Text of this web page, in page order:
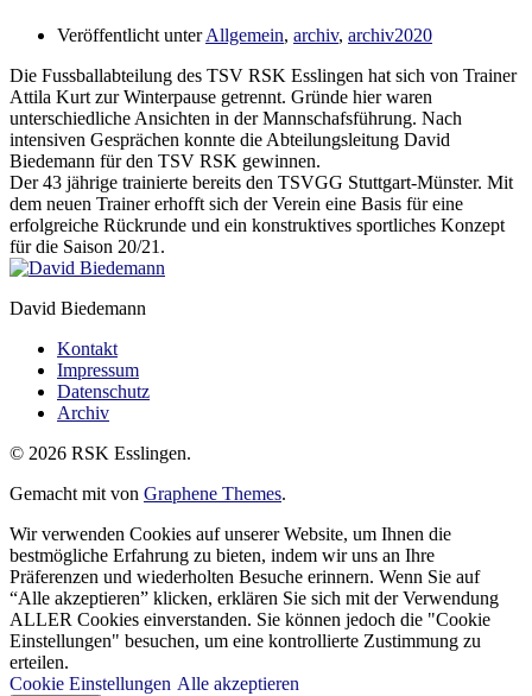
Veröffentlicht unterAllgemein, archiv, archiv2020
Die Fussballabteilung des TSV RSK Esslingen hat sich von Trainer
Attila Kurt zur Winterpause getrennt. Gründe hier waren
unterschiedliche Ansichten in der Mannschafsführung. Nach
intensiven Gesprächen konnte die Abteilungsleitung David
Biedemann für den TSV RSK gewinnen.
Der 43 jährige trainierte bereits den TSVGG Stuttgart-Münster. Mit
dem neuen Trainer erhofft sich der Verein eine Basis für eine
erfolgreiche Rückrunde und ein konstruktives sportliches Konzept
für die Saison 20/21.
David Biedemann
Kontakt
Impressum
Datenschutz
Archiv
© 2026 RSK Esslingen.
Gemacht mit von Graphene Themes.
Wir verwenden Cookies auf unserer Website, um Ihnen die
bestmögliche Erfahrung zu bieten, indem wir uns an Ihre
Präferenzen und wiederholten Besuche erinnern. Wenn Sie auf
“Alle akzeptieren” klicken, erklären Sie sich mit der Verwendung
ALLER Cookies einverstanden. Sie können jedoch die "Cookie
Einstellungen" besuchen, um eine kontrollierte Zustimmung zu
erteilen.
Cookie Einstellungen Alle akzeptieren